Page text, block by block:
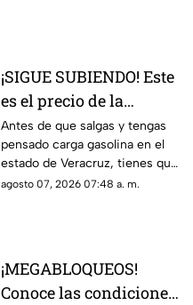
¡SIGUE SUBIENDO! Este
es el precio de la
gasolina en Veracruz
hoy 7 de agosto 2026
Antes de que salgas y tengas
pensado carga gasolina en el
estado de Veracruz, tienes que
saber los precio hoy viernes 7
agosto 07, 2026 07:48 a. m.
¡MEGABLOQUEOS!
Conoce las condiciones